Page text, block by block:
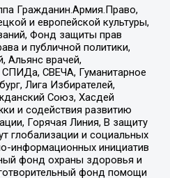
Гражданин.Армия.Право,
и европейской культуры,
Фонд защиты прав
и публичной политики,
Альянс врачей,
СВЕЧА, Гуманитарное
Лига Избирателей,
Союз, Хасдей
и содействия развитию
Горячая Линия, В защиту
глобализации и социальных
информационных инициатив
фонд охраны здоровья и
фонд помощи